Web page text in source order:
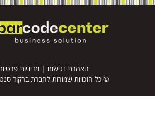
הצהרת נגישות |מדיניות
© כל הזכויות שמורות לחברת ברקוד סנטר